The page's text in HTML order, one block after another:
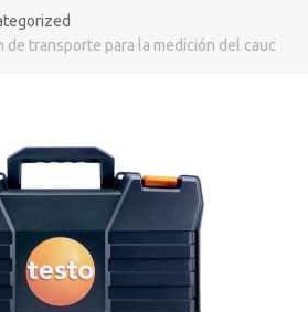
de transporte para la medición del caudal